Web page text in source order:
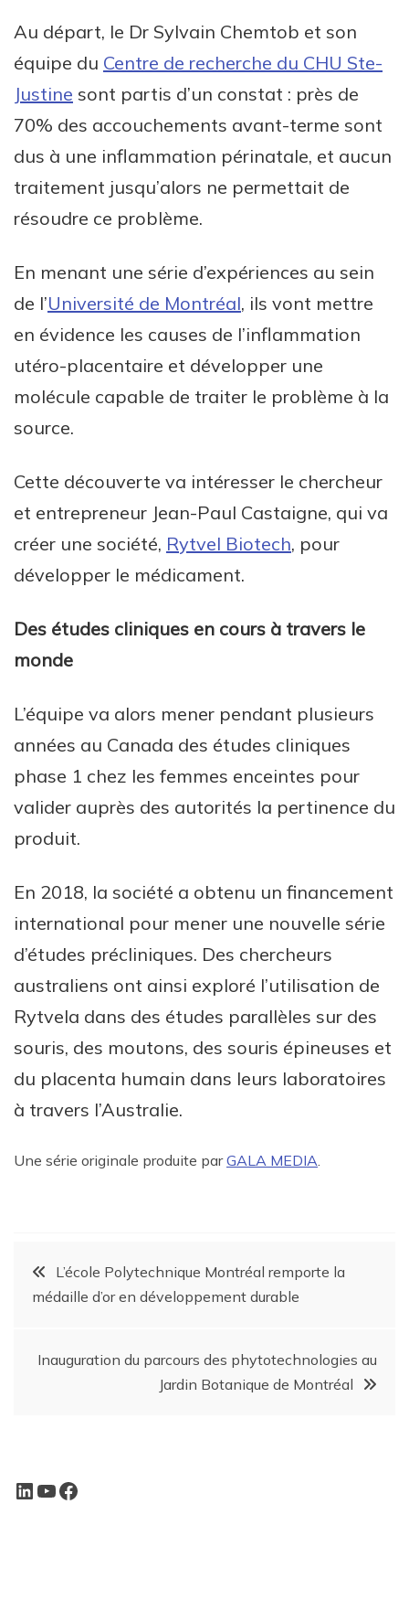
Au départ, le Dr Sylvain Chemtob et son
équipe du Centre de recherche du CHU Ste-
Justine sont partis d’un constat : près de
70% des accouchements avant-terme sont
dus à une inflammation périnatale, et aucun
traitement jusqu’alors ne permettait de
résoudre ce problème.
En menant une série d’expériences au sein
de l’Université de Montréal, ils vont mettre
en évidence les causes de l’inflammation
utéro-placentaire et développer une
molécule capable de traiter le problème à la
source.
Cette découverte va intéresser le chercheur
et entrepreneur Jean-Paul Castaigne, qui va
créer une société, Rytvel Biotech, pour
développer le médicament.
Des études cliniques en cours à travers le
monde
L’équipe va alors mener pendant plusieurs
années au Canada des études cliniques
phase 1 chez les femmes enceintes pour
valider auprès des autorités la pertinence du
produit.
En 2018, la société a obtenu un financement
international pour mener une nouvelle série
d’études précliniques. Des chercheurs
australiens ont ainsi exploré l’utilisation de
Rytvela dans des études parallèles sur des
souris, des moutons, des souris épineuses et
du placenta humain dans leurs laboratoires
à travers l’Australie.
Une série originale produite parGALA MEDIA
L’école Polytechnique Montréal remporte la
médaille d’or en développement durable
Inauguration du parcours des phytotechnologies au
Jardin Botanique de Montréal